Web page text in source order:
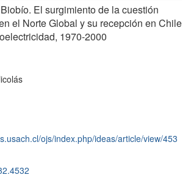
El surgimiento de la cuestión
el Norte Global y su recepción en Chile
1970-2000
ojs/index.php/ideas/article/view/453